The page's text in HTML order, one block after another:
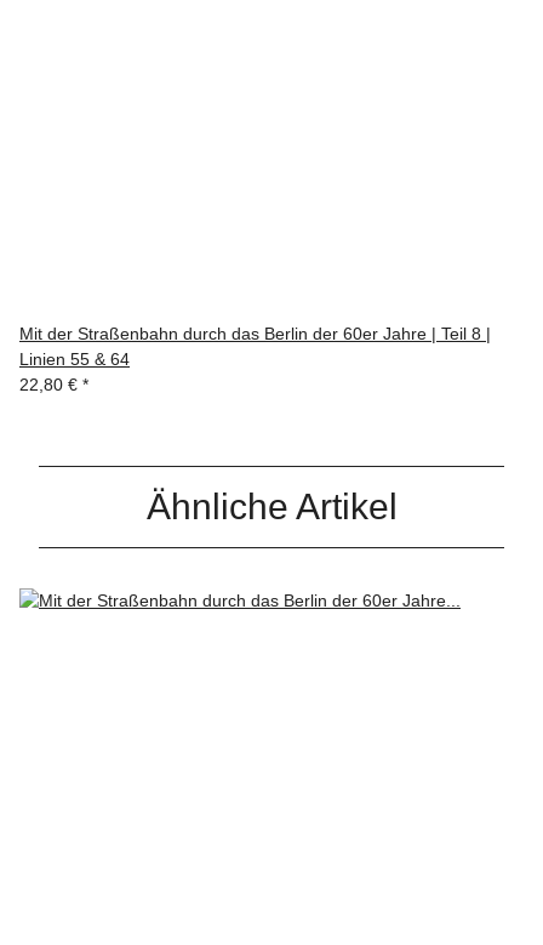
Mit der Straßenbahn durch das Berlin der 60er Jahre | Teil 8 |
Linien 55 & 64
22,80 € *
Ähnliche Artikel